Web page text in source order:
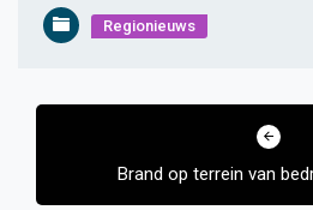
Regionieuws
Bericht
Brand op terrein van